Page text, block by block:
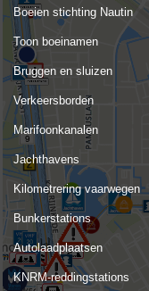
Boeien stichting Nautin
Toon boeinamen
Bruggen en sluizen
Verkeersborden
Marifoonkanalen
Jachthavens
Kilometrering vaarwegen
Bunkerstations
Autolaadplaatsen
KNRM-reddingstations
9